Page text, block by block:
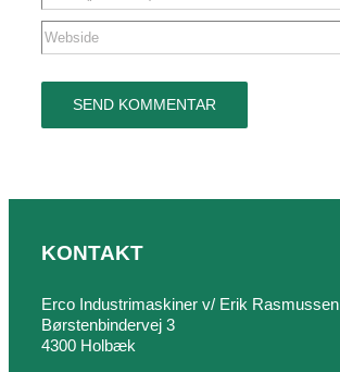
KONTAKT
Erco Industrimaskiner v/ Erik Rasmussen
Børstenbindervej 3
4300 Holbæk